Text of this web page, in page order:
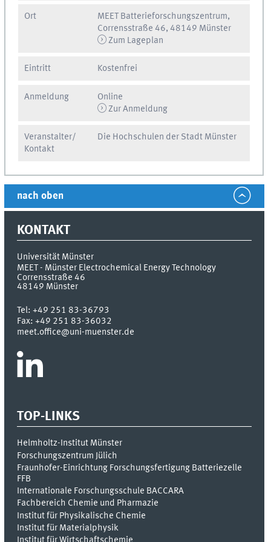
Ort
MEET Batterieforschungszentrum,
Corrensstraße 46, 48149 Münster
Zum Lageplan
Eintritt Kostenfrei
Anmeldung
Online
Zur Anmeldung
Veranstalter/
Kontakt
Die Hochschulen der Stadt Münster
nach oben
KONTAKT
Universität Münster
MEET - Münster Electrochemical Energy Technology
Corrensstraße 46
48149 Münster
Tel:+49 251 83-36793
Fax:+49 251 83-36032
meet.office@uni-muenster.de
TOP-LINKS
Helmholtz-Institut Münster
Forschungszentrum Jülich
Fraunhofer-Einrichtung Forschungsfertigung Batteriezelle
FFB
Internationale Forschungsschule BACCARA
Fachbereich Chemie und Pharmazie
Institut für Physikalische Chemie
Institut für Materialphysik